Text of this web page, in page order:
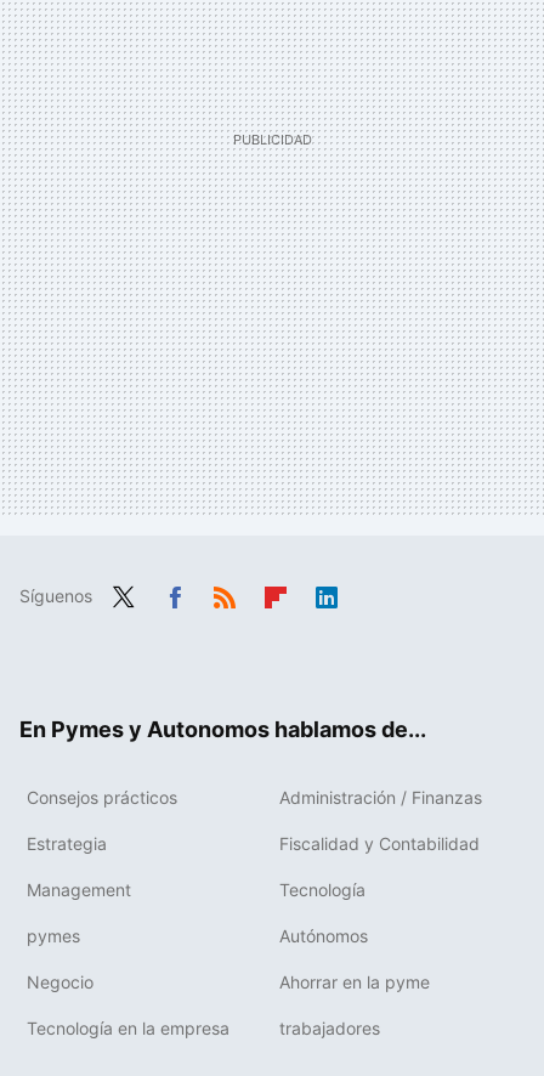
Síguenos
En Pymes y Autonomos hablamos de...
Consejos prácticos Administración / Finanzas
Estrategia Fiscalidad y Contabilidad
Management Tecnología
pymes Autónomos
Negocio Ahorrar en la pyme
Tecnología en la empresa trabajadores